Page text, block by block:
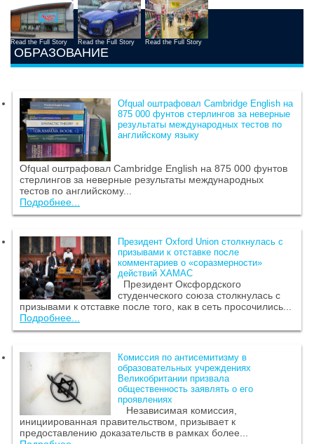
Read the Full Story Read the Full Story Read the Full Story
ОБРАЗОВАНИЕ
Ofqual оштрафовал Cambridge English на
875 000 фунтов стерлингов за неверные
результаты международных тестов по
английскому языку
Ofqual оштрафовал Cambridge English на 875 000 фунтов
стерлингов за неверные результаты международных
тестов по английскому...
Подробнее...
Президент Oxford Union столкнулась с
призывами к отставке после
комментариев о «соразмерности»
действий ХАМАС
Президент Оксфордского
студенческого союза столкнулась с
призывами к отставке после того, как в сеть просочились...
Подробнее...
Комиссия по антисемитизму в
образовательных учреждениях
Великобритании призвала
общественность заявлять о его
проявлениях
Независимая комиссия,
инициированная правительством, призывает к
предоставлению доказательств в рамках более...